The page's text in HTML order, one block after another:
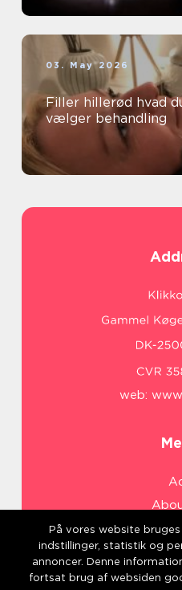
03. May 2026
Filler hillerød hvad du skal vide, før du
vælger behandling
web:
På vores website
indstillinger, statistik og
annoncer. Denne
fortsat brug af websiden